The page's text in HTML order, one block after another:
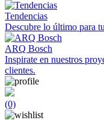
Tendencias
Descubre lo último para
ARQ Bosch
Inspirate en nuestros
clientes.
(0)